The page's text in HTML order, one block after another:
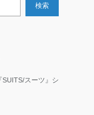
検索
SUITS/スーツ』シ